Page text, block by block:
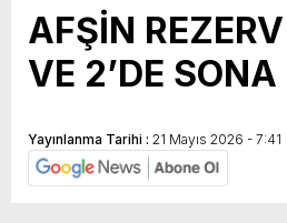
AFŞİN
VE 2’DE
Yayınlanma Tarihi : 21 Mayıs 2026 - 7:41